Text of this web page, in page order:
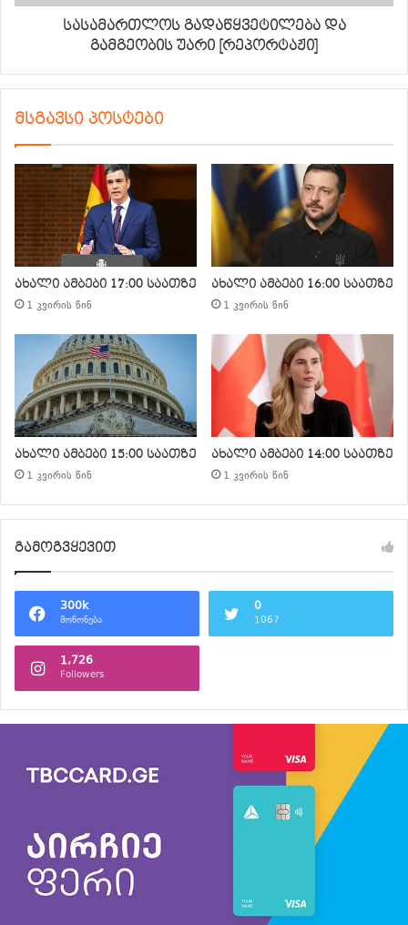
სასამართლოს გადაწყვეტილება და
გამგეობის უარი [რეპორტაჟი]
მსგავსი პოსტები
ახალი ამბები 17:00 საათზე
1 კვირის წინ
ახალი ამბები 16:00 საათზე
1 კვირის წინ
ახალი ამბები 15:00 საათზე
1 კვირის წინ
ახალი ამბები 14:00 საათზე
1 კვირის წინ
გამოგვყევით
300k
მოწონება
0
1067
1,726
Followers